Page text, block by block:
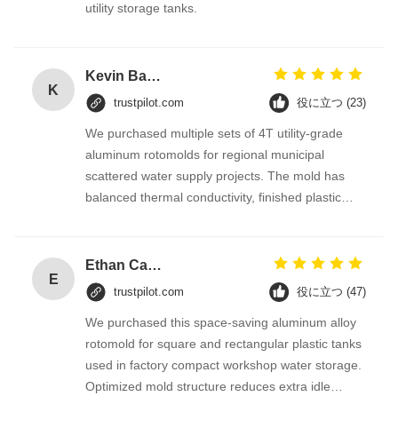
utility storage tanks.
K
Kevin Barnes
trustpilot.com 役に立つ (23)
We purchased multiple sets of 4T utility-grade
aluminum rotomolds for regional municipal
scattered water supply projects. The mold has
balanced thermal conductivity, finished plastic
inspection standards. Small footprint brings
convenient workshop layout, we will arrange
repeated orders for new district water supply
renovation projects.
E
Ethan Carter
trustpilot.com 役に立つ (47)
We purchased this space-saving aluminum alloy
rotomold for square and rectangular plastic tanks
used in factory compact workshop water storage.
Optimized mold structure reduces extra idle